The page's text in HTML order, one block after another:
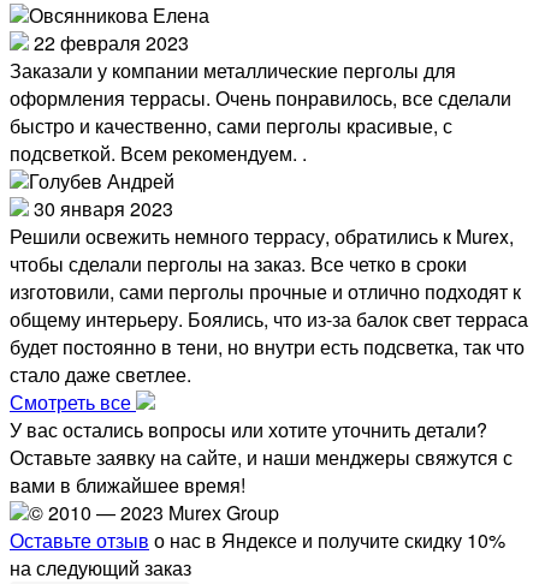
Овсянникова Елена
22 февраля 2023
Заказали у компании металлические перголы для
оформления террасы. Очень понравилось, все сделали
быстро и качественно, сами перголы красивые, с
подсветкой. Всем рекомендуем. .
Голубев Андрей
30 января 2023
Решили освежить немного террасу, обратились к Murex,
чтобы сделали перголы на заказ. Все четко в сроки
изготовили, сами перголы прочные и отлично подходят к
общему интерьеру. Боялись, что из-за балок свет терраса
будет постоянно в тени, но внутри есть подсветка, так что
стало даже светлее.
Смотреть все
У вас остались вопросы или хотите уточнить детали?
Оставьте заявку на сайте, и наши менджеры свяжутся с
вами в ближайшее время!
© 2010 — 2023 Murex Group
Оставьте отзыв о нас в Яндексе и получите скидку 10%
на следующий заказ